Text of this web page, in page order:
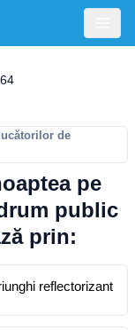
de
pe
public
prin:
reflectorizant